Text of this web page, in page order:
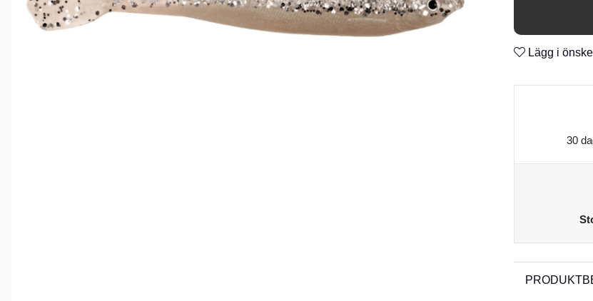
n
Ftalatfritt
n
n
Lägg i
30